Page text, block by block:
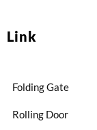
Link
Folding Gate
Rolling Door